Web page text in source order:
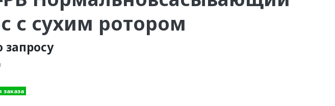
с сухим ротором
запросу
заказа